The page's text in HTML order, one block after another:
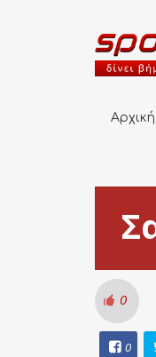
Αρχική
0
0